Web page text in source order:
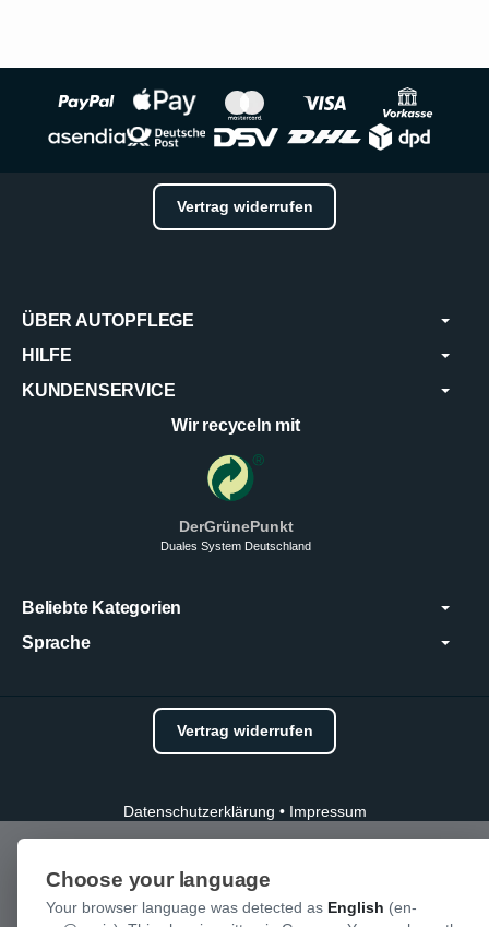
Vertrag widerrufen
ÜBER AUTOPFLEGE
HILFE
KUNDENSERVICE
Wir recyceln mit
DerGrünePunkt
Duales System Deutschland
Beliebte Kategorien
Sprache
Vertrag widerrufen
Datenschutzerklärung • Impressum
Choose your language
Your browser language was detected as English (en-